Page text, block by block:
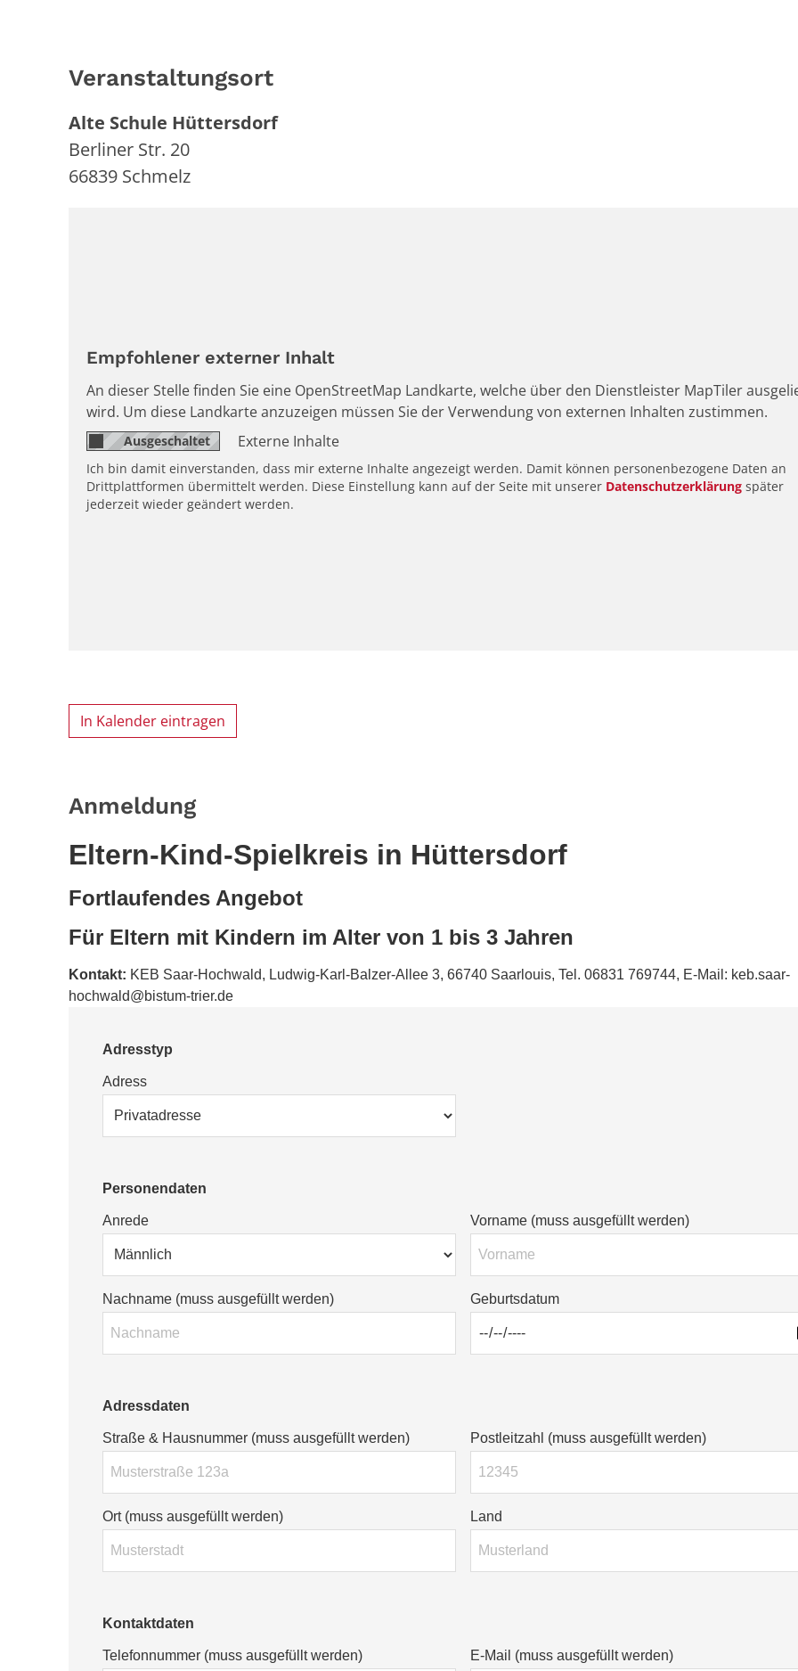
Veranstaltungsort
Alte Schule Hüttersdorf
Berliner Str. 20
66839 Schmelz
Empfohlener externer Inhalt
An dieser Stelle finden Sie eine OpenStreetMap Landkarte, welche über den Dienstleister MapTiler
wird. Um diese Landkarte anzuzeigen müssen Sie der Verwendung von externen Inhalten zustimmen.
Externe Inhalte
Ich bin damit einverstanden, dass mir externe Inhalte angezeigt werden. Damit können personenbezogene Daten an
Drittplattformen übermittelt werden. Diese Einstellung kann auf der Seite mit unserer Datenschutzerklärung später
jederzeit wieder geändert werden.
In Kalender eintragen
Anmeldung